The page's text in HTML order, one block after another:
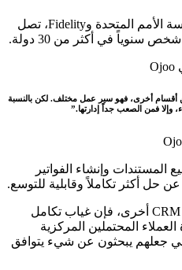
مع عملاء مثل TED وDell ومؤسسة الأمم المتحدة وFidelity، تصل
أقسام أخرى، فهو سير عمل مختلف. لكن بالنسبة
وإلا فمن الصعب جداً إدارتها.”
المستندات وإنشاء الفواتير
على الرغم من استكشاف أدوات CRM أخرى، فإن غياب تكامل
العملاء المحتملين المركزية
جعلهم يبحثون عن شيء يتوافق